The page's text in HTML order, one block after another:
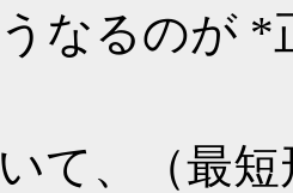
なるのが
て、（最